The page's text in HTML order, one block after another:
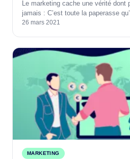
Le marketing cache une vérité dont
jamais : C’est toute la paperasse
26 mars 2021
MARKETING